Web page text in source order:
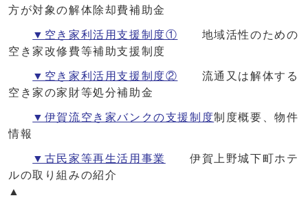
方が対象の解体除却費補助金
▼空き家利活用支援制度① 地域活性のための
空き家改修費等補助支援制度
▼空き家利活用支援制度② 流通又は解体する
空き家の家財等処分補助金
▼伊賀流空き家バンクの支援制度制度概要、物件
情報
▼古民家等再生活用事業
伊賀上野城下町ホテ
ルの取り組みの紹介
▲